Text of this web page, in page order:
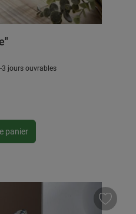
3 jours ouvrables
Entrez la quantité
panier